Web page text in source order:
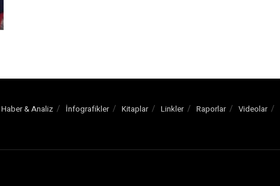
Haber & Analiz İnfografikler Kitaplar Linkler Raporlar
Videolar